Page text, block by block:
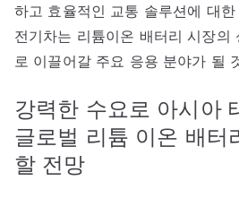
하고 효율적인 교통 솔루션에 대
전기차는 리튬이온 배터리 시장의
로 이끌어갈 주요 응용 분야가 될
강력한 수요로 아시아
글로벌 리튬 이온 배터
할 전망